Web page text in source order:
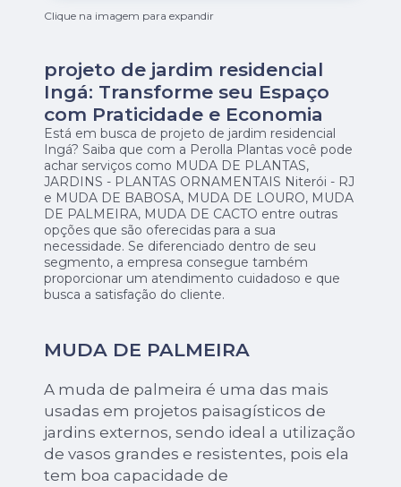
Clique na imagem para expandir
projeto de jardim residencial
Ingá: Transforme seu Espaço
com Praticidade e Economia
Está em busca de projeto de jardim residencial
Ingá? Saiba que com a Perolla Plantas você pode
achar serviços como MUDA DE PLANTAS,
JARDINS - PLANTAS ORNAMENTAIS Niterói - RJ
e MUDA DE BABOSA, MUDA DE LOURO, MUDA
DE PALMEIRA, MUDA DE CACTO entre outras
opções que são oferecidas para a sua
necessidade. Se diferenciado dentro de seu
segmento, a empresa consegue também
proporcionar um atendimento cuidadoso e que
busca a satisfação do cliente.
MUDA DE PALMEIRA
A muda de palmeira é uma das mais
usadas em projetos paisagísticos de
jardins externos, sendo ideal a utilização
de vasos grandes e resistentes, pois ela
tem boa capacidade de